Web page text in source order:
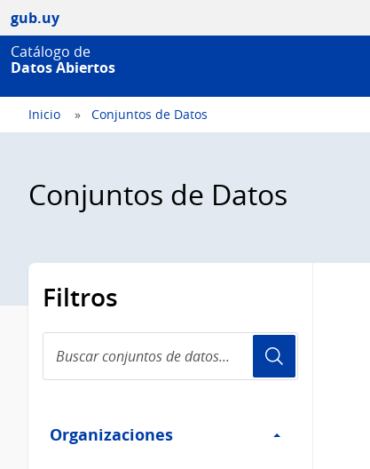
gub.uy
Catálogo de
Datos Abiertos
Inicio Conjuntos de Datos
Conjuntos de Datos
Filtros
conjuntos
de
Organizaciones
Organizaciones